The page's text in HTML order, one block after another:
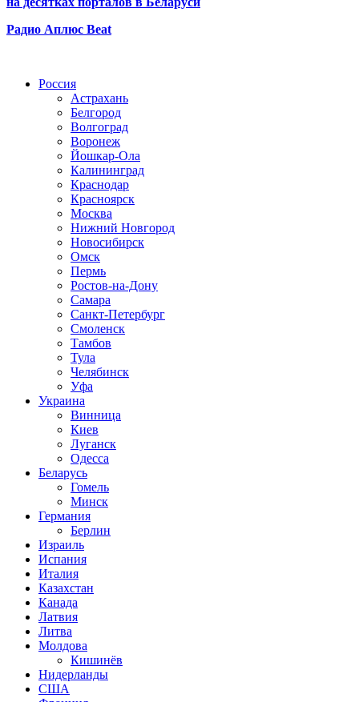
Радио Аплюс Beat
Россия
Астрахань
Белгород
Волгоград
Воронеж
Йошкар-Ола
Калининград
Краснодар
Красноярск
Москва
Нижний Новгород
Новосибирск
Омск
Пермь
Ростов-на-Дону
Самара
Санкт-Петербург
Смоленск
Тамбов
Тула
Челябинск
Уфа
Украина
Винница
Киев
Луганск
Одесса
Беларусь
Гомель
Минск
Германия
Берлин
Израиль
Испания
Италия
Казахстан
Канада
Латвия
Литва
Молдова
Кишинёв
Нидерланды
США